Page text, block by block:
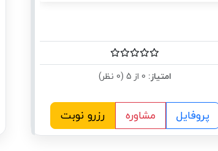
امتیاز:
پروفایل مشاوره رزرو نوبت